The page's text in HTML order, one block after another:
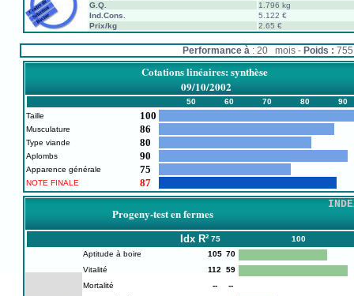
G.Q.
1.796 kg
Ind.Cons.
5.122 €
Prix/kg
2.65 €
Performance à: 20 mois - Poids :
Cotations linéaires: synthèse
09/10/2002
50 60 70 80
90
Taille
100
Musculature 86
Type viande 80
Aplombs 90
Apparence générale 75
NOTE FINALE 87
Progeny-test en fermes
Idx R² 75 100
Aptitude à boire 105 70
Vitalité
112
59
Mortalité
--
--